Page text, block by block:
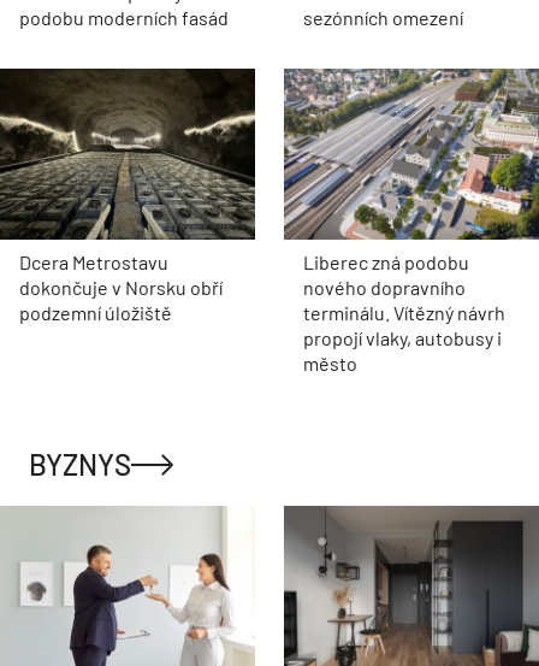
podobu moderních fasád
sezónních omezení
Dcera Metrostavu
dokončuje v Norsku obří
podzemní úložiště
Liberec zná podobu
nového dopravního
terminálu. Vítězný návrh
propojí vlaky, autobusy i
město
BYZNYS